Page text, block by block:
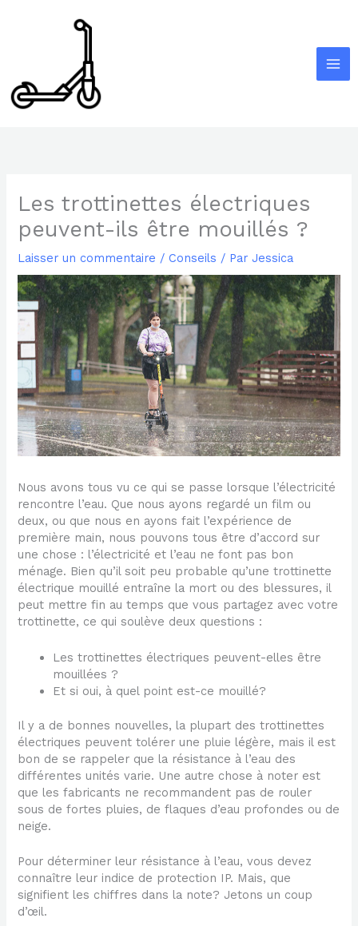
Les trottinettes électriques
peuvent-ils être mouillés ?
Laisser un commentaire /Conseils / ParJessica
Nous avons tous vu ce qui se passe lorsque l’électricité
rencontre l’eau. Que nous ayons regardé un film ou
deux, ou que nous en ayons fait l’expérience de
première main, nous pouvons tous être d’accord sur
une chose : l’électricité et l’eau ne font pas bon
ménage. Bien qu’il soit peu probable qu’une trottinette
électrique mouillé entraîne la mort ou des blessures, il
peut mettre fin au temps que vous partagez avec votre
trottinette, ce qui soulève deux questions :
Les trottinettes électriques peuvent-elles être
mouillées ?
Et si oui, à quel point est-ce mouillé?
Il y a de bonnes nouvelles, la plupart des trottinettes
électriques peuvent tolérer une pluie légère, mais il est
bon de se rappeler que la résistance à l’eau des
différentes unités varie. Une autre chose à noter est
que les fabricants ne recommandent pas de rouler
sous de fortes pluies, de flaques d’eau profondes ou de
neige.
Pour déterminer leur résistance à l’eau, vous devez
connaître leur indice de protection IP. Mais, que
signifient les chiffres dans la note? Jetons un coup
d’œil.